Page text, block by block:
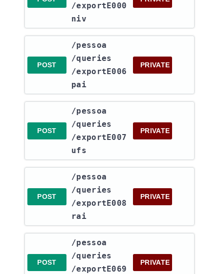
/exportE000
niv
POST
​/pessoa​
/queries​
/exportE006
pai
PRIVATE
POST
​/pessoa​
/queries​
/exportE007
ufs
PRIVATE
POST
​/pessoa​
/queries​
/exportE008
rai
PRIVATE
POST
​/pessoa​
/queries​
/exportE069
PRIVATE